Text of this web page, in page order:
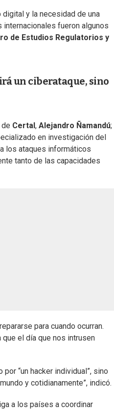
y la necesidad de una
internacionales fueron algunos
de Estudios Regulatorios y
un ciberataque, sino
Certal , Alejandro Ñamandú;
en investigación del
los ataques informáticos
tanto de las capacidades
para cuando ocurran.
que el día que nos intrusen
“un hacker individual”, sino
y cotidianamente”, indicó.
a los países a coordinar